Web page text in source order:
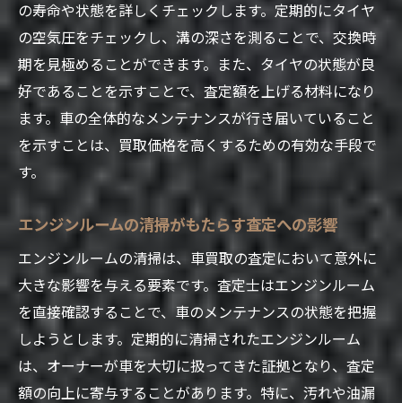
の寿命や状態を詳しくチェックします。定期的にタイヤ
の空気圧をチェックし、溝の深さを測ることで、交換時
期を見極めることができます。また、タイヤの状態が良
好であることを示すことで、査定額を上げる材料になり
ます。車の全体的なメンテナンスが行き届いていること
を示すことは、買取価格を高くするための有効な手段で
す。
エンジンルームの清掃がもたらす査定への影響
エンジンルームの清掃は、車買取の査定において意外に
大きな影響を与える要素です。査定士はエンジンルーム
を直接確認することで、車のメンテナンスの状態を把握
しようとします。定期的に清掃されたエンジンルーム
は、オーナーが車を大切に扱ってきた証拠となり、査定
額の向上に寄与することがあります。特に、汚れや油漏